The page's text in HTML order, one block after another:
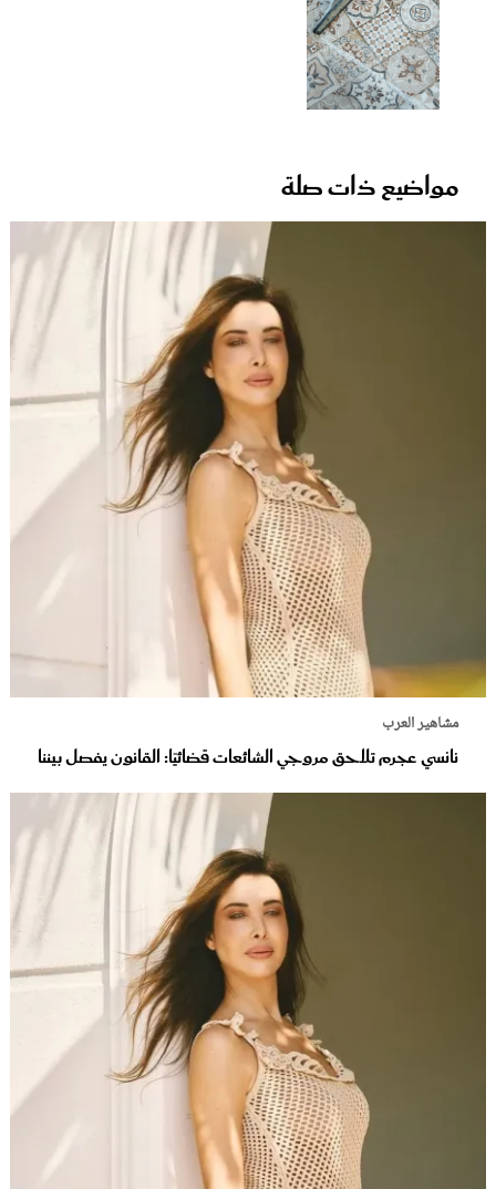
مواضيع ذات صلة
مشاهير العرب
نانسي عجرم تلاحق مروجي الشائعات قضائيًا: القانون يفصل بيننا